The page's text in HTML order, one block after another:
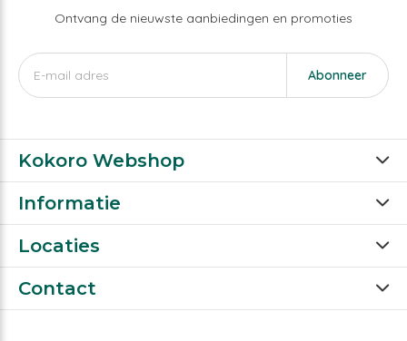
Ontvang de nieuwste aanbiedingen en promoties
Abonneer
Kokoro Webshop
Informatie
Locaties
Contact